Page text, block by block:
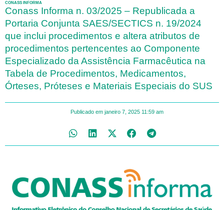
CONASS INFORMA
Conass Informa n. 03/2025 – Republicada a
Portaria Conjunta SAES/SECTICS n. 19/2024
que inclui procedimentos e altera atributos de
procedimentos pertencentes ao Componente
Especializado da Assistência Farmacêutica na
Tabela de Procedimentos, Medicamentos,
Órteses, Próteses e Materiais Especiais do SUS
Publicado em janeiro 7, 2025 11:59 am